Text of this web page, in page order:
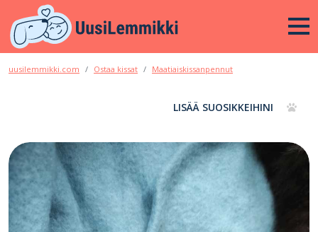
uusilemmikki.com Ostaa kissat Maatiaiskissanpennut
LISÄÄ SUOSIKKEIHINI